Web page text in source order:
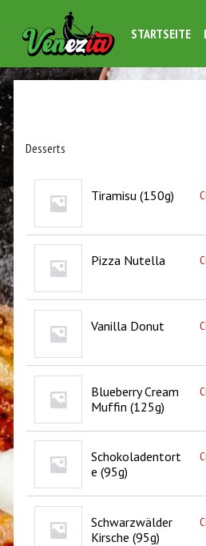
STARTSEITE
Desserts
Tiramisu (150g)
Pizza Nutella
Vanilla Donut
Blueberry Cream
Muffin (125g)
Schokoladentort
e (95g)
Schwarzwälder
Kirsche (95g)